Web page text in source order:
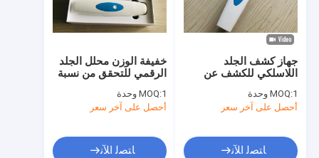
خفيفة الوزن محلل الجلد
الرقمي للتحقق من نسبة
MOQ:1 وحدة
أحصل على آخر سعر
ﺎﺘﺼﻟ ﺍﻶﻧ
جهاز كشف الجلد
اللاسلكي للكشف عن
سطح مسام الجلد
MOQ:1 وحدة
أحصل على آخر سعر
ﺎﺘﺼﻟ ﺍﻶﻧ